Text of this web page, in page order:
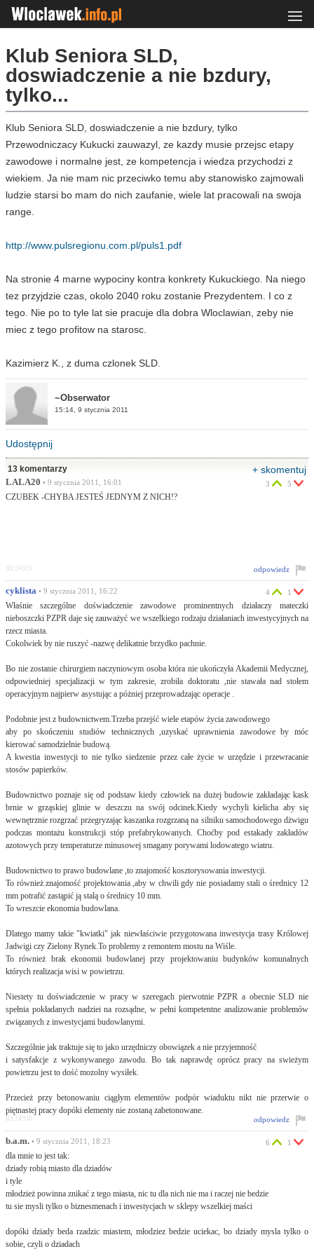
Klub Seniora SLD,
doswiadczenie a nie bzdury,
tylko...
Klub Seniora SLD, doswiadczenie a nie bzdury, tylko
Przewodniczacy Kukucki zauwazyl, ze kazdy musie przejsc etapy
zawodowe i normalne jest, ze kompetencja i wiedza przychodzi z
wiekiem. Ja nie mam nic przeciwko temu aby stanowisko zajmowali
ludzie starsi bo mam do nich zaufanie, wiele lat pracowali na swoja
range.
http://www.pulsregionu.com.pl/puls1.pdf
Na stronie 4 marne wypociny kontra konkrety Kukuckiego. Na niego
tez przyjdzie czas, okolo 2040 roku zostanie Prezydentem. I co z
tego. Nie po to tyle lat sie pracuje dla dobra Wloclawian, zeby nie
miec z tego profitow na starosc.
Kazimierz K., z duma czlonek SLD.
~Obserwator
15:14, 9 stycznia 2011
Udostępnij
13 komentarzy + skomentuj
LALA20 • 9 stycznia 2011, 16:01
CZUBEK -CHYBA JESTEŚ JEDNYM Z NICH!?
3 5
odpowiedz
ID:24329
cyklista • 9 stycznia 2011, 16:22
Właśnie szczególne doświadczenie zawodowe prominentnych działaczy mateczki
nieboszczki PZPR daje się zauważyć we wszelkiego rodzaju działaniach inwestycyjnych na
rzecz miasta.
Cokolwiek by nie ruszyć -nazwę delikatnie brzydko pachnie.
Bo nie zostanie chirurgiem naczyniowym osoba która nie ukończyła Akademii Medycznej,
odpowiedniej specjalizacji w tym zakresie, zrobiła doktoratu ,nie stawała nad stołem
operacyjnym najpierw asystując a póżniej przeprowadzając operacje .
Podobnie jest z budownictwem.Trzeba przejść wiele etapów życia zawodowego
aby po skończeniu studiów technicznych ,uzyskać uprawnienia zawodowe by móc
kierować samodzielnie budową.
A kwestia inwestycji to nie tylko siedzenie przez całe życie w urzędzie i przewracanie
stosów papierków.
Budownictwo poznaje się od podstaw kiedy człowiek na dużej budowie zakładając kask
brnie w grząskiej glinie w deszczu na swój odcinek.Kiedy wychyli kielicha aby się
wewnętrznie rozgrzać przegryzając kaszanka rozgrzaną na silniku samochodowego dżwigu
podczas montażu konstrukcji stóp prefabrykowanych. Choćby pod estakady zakładów
azotowych przy temperaturze minusowej smagany porywami lodowatego wiatru.
Budownictwo to prawo budowlane ,to znajomość kosztorysowania inwestycji.
To również znajomość projektowania ,aby w chwili gdy nie posiadamy stali o średnicy 12
mm potrafić zastąpić ją stalą o średnicy 10 mm.
To wreszcie ekonomia budowlana.
Dlatego mamy takie "kwiatki" jak niewłaściwie przygotowana inwestycja trasy Królowej
Jadwigi czy Zielony Rynek.To problemy z remontem mostu na Wiśle.
To również brak ekonomii budowlanej przy projektowaniu budynków komunalnych
których realizacja wisi w powietrzu.
Niestety tu doświadczenie w pracy w szeregach pierwotnie PZPR a obecnie SLD nie
spełnia pokładanych nadziei na rozsądne, w pełni kompetentne analizowanie problemów
związanych z inwestycjami budowlanymi.
Szczególnie jak traktuje się to jako urzędniczy obowiązek a nie przyjemność
i satysfakcje z wykonywanego zawodu. Bo tak naprawdę oprócz pracy na swieżym
powietrzu jest to dość mozolny wysiłek.
Przecież przy betonowaniu ciągłym elementów podpór wiaduktu nikt nie przerwie o
piętnastej pracy dopóki elementy nie zostaną zabetonowane.
4 1
odpowiedz
ID:24330
b.a.m. • 9 stycznia 2011, 18:23
dla mnie to jest tak:
dziady robią miasto dla dziadów
i tyle
młodzież powinna znikać z tego miasta, nic tu dla nich nie ma i raczej nie bedzie
tu sie mysli tylko o biznesmenach i inwestycjach w sklepy wszelkiej maści
dopóki dziady beda rzadzic miastem, młodziez bedzie uciekac, bo dziady mysla tylko o
sobie, czyli o dziadach
6 1